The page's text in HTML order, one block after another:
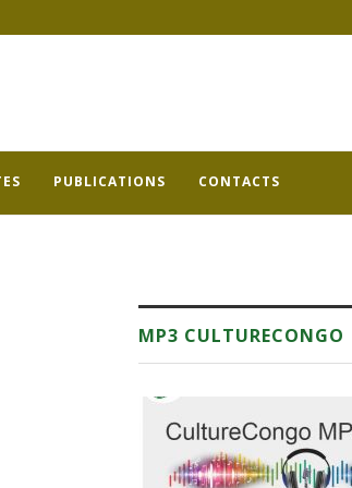
PUBLICATIONS CONTACTS
MP3 CULTURECONGO